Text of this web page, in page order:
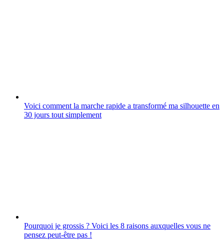
Voici comment la marche rapide a transformé ma silhouette en
30 jours tout simplement
Pourquoi je grossis ? Voici les 8 raisons auxquelles vous ne
pensez peut-être pas !